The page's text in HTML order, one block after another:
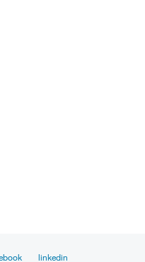
linkedin